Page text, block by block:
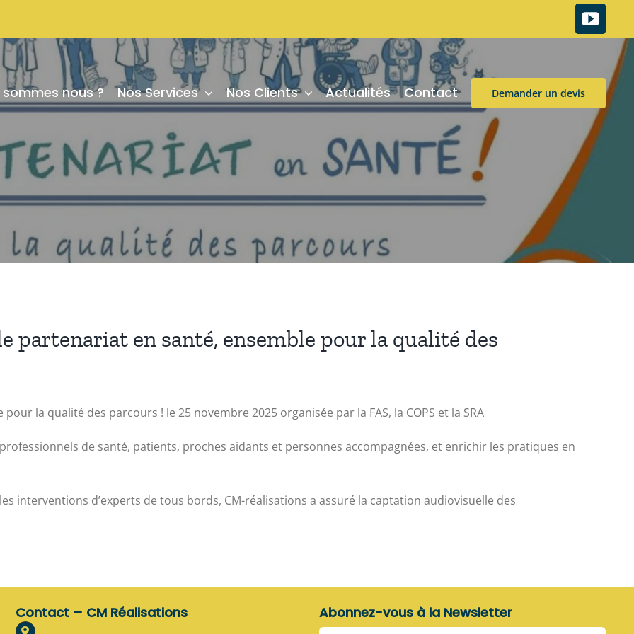
sommes nous ? Nos Services Nos Clients Actualités Contact Demander un devis
partenariat en santé, ensemble pour la qualité des
la qualité des parcours ! le 25 novembre 2025 organisée par la FAS, la COPS et la SRA
de santé, patients, proches aidants et personnes accompagnées, et enrichir les pratiques en
interventions d’experts de tous bords, CM-réalisations a assuré la captation audiovisuelle des
Contact – CM Réalisations Abonnez-vous à la Newsletter